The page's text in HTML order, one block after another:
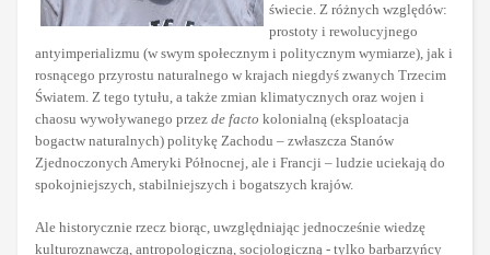
świecie. Z różnych względów:
prostoty i rewolucyjnego
antyimperializmu (w swym społecznym i politycznym wymiarze), jak i
rosnącego przyrostu naturalnego w krajach niegdyś zwanych Trzecim
Światem. Z tego tytułu, a także zmian klimatycznych oraz wojen i
chaosu wywoływanego przez de facto kolonialną (eksploatacja
bogactw naturalnych) politykę Zachodu – zwłaszcza Stanów
Zjednoczonych Ameryki Północnej, ale i Francji – ludzie uciekają do
spokojniejszych, stabilniejszych i bogatszych krajów.
Ale historycznie rzecz biorąc, uwzględniając jednocześnie wiedzę
kulturoznawczą, antropologiczną, socjologiczną - tylko barbarzyńcy